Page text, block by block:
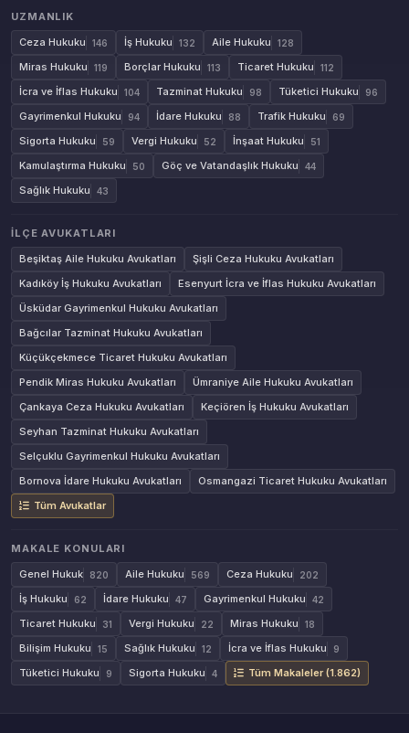
UZMANLIK
Ceza Hukuku
146 İş Hukuku 132 Aile Hukuku 128
Miras Hukuku 119 Borçlar Hukuku 113 Ticaret Hukuku 112
İcra ve İflas Hukuku 104 Tazminat Hukuku 98 Tüketici Hukuku 96
Gayrimenkul Hukuku 94 İdare Hukuku 88 Trafik Hukuku 69
Sigorta Hukuku 59 Vergi Hukuku 52 İnşaat Hukuku 51
Kamulaştırma Hukuku 50 Göç ve Vatandaşlık Hukuku 44
Sağlık Hukuku 43
İLÇE AVUKATLARI
Beşiktaş Aile Hukuku Avukatları
Şişli Ceza Hukuku Avukatları
Kadıköy İş Hukuku Avukatları
Esenyurt İcra ve İflas Hukuku Avukatları
Üsküdar Gayrimenkul Hukuku Avukatları
Bağcılar Tazminat Hukuku Avukatları
Küçükçekmece Ticaret Hukuku Avukatları
Pendik Miras Hukuku Avukatları
Ümraniye Aile Hukuku Avukatları
Çankaya Ceza Hukuku Avukatları
Keçiören İş Hukuku Avukatları
Seyhan Tazminat Hukuku Avukatları
Selçuklu Gayrimenkul Hukuku Avukatları
Bornova İdare Hukuku Avukatları
Osmangazi Ticaret Hukuku Avukatları
Tüm Avukatlar
MAKALE KONULARI
Genel Hukuk
820 Aile Hukuku 569 Ceza Hukuku 202
İş Hukuku 62 İdare Hukuku 47 Gayrimenkul Hukuku 42
Ticaret Hukuku 31 Vergi Hukuku 22 Miras Hukuku 18
Bilişim Hukuku 15 Sağlık Hukuku 12 İcra ve İflas Hukuku 9
Tüketici Hukuku 9 Sigorta Hukuku 4 Tüm Makaleler (1.862)